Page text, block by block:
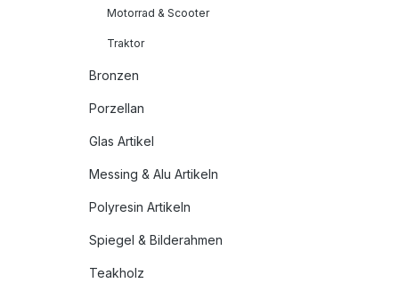
Motorrad & Scooter
Traktor
Bronzen
Porzellan
Glas Artikel
Messing & Alu Artikeln
Polyresin Artikeln
Spiegel & Bilderahmen
Teakholz